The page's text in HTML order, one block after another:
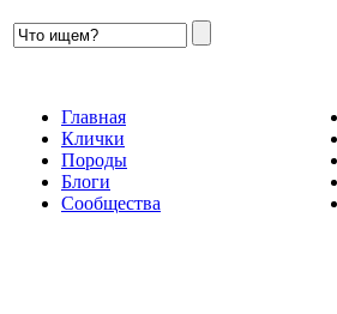
Главная
Клички
Породы
Блоги
Сообщества